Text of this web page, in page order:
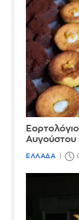
Αυγούστου
ΕΛΛΑΔΑ